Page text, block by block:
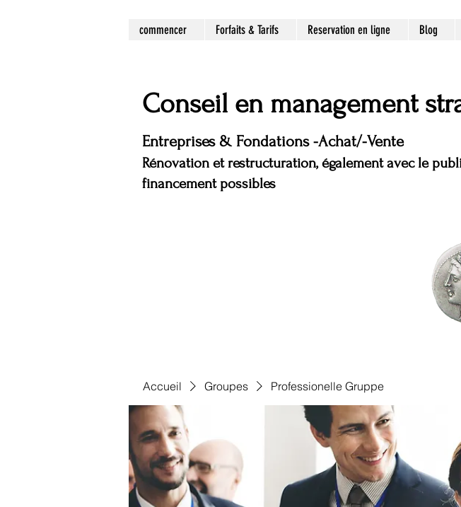
commencer Forfaits & Tarifs Reservation en ligne Blog
Conseil en management
Entreprises & Fondations -Achat/-Vente
Rénovation et restructuration, également avec le
financement possibles
Accueil Groupes Professionelle Gruppe